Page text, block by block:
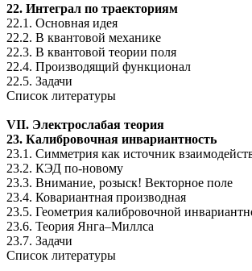
22. Интеграл по траекториям
22.1. Основная идея
22.2. В квантовой механике
22.3. В квантовой теории поля
22.4. Производящий функционал
22.5. Задачи
Список литературы
VII. Электрослабая теория
23. Калибровочная инвариантность
23.1. Симметрия как источник
23.2. КЭД по-новому
23.3. Внимание, розыск! Векторное поле
23.4. Ковариантная производная
23.5. Геометрия калибровочной
23.6. Теория Янга–Миллса
23.7. Задачи
Список литературы